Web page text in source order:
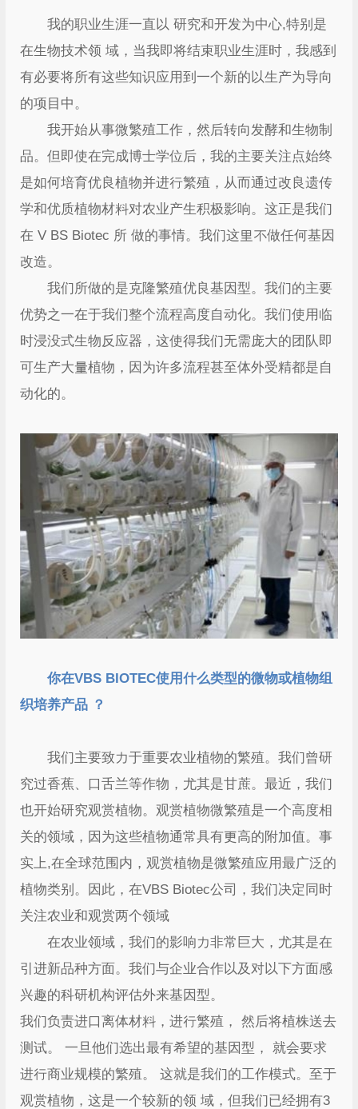
我的职业生涯一直以 研究和开发为中心,特别是
在生物技术领 域，当我即将结束职业生涯时，我感到
有必要将所有这些知识应用到一个新的以生产为导向
的项目中。
我开始从事微繁殖工作，然后转向发酵和生物制
品。但即使在完成博士学位后，我的主要关注点始终
是如何培育优良植物并进行繁殖，从而通过改良遗传
学和优质植物材料对农业产生积极影响。这正是我们
在 V BS Biotec 所 做的事情。我们这里不做任何基因
改造。
我们所做的是克隆繁殖优良基因型。我们的主要
优势之一在于我们整个流程高度自动化。我们使用临
时浸没式生物反应器，这使得我们无需庞大的团队即
可生产大量植物，因为许多流程甚至体外受精都是自
动化的。
你在VBS BIOTEC使用什么类型的微物或植物组
织培养产品 ？
我们主要致力于重要农业植物的繁殖。我们曾研
究过香蕉、口舌兰等作物，尤其是甘蔗。最近，我们
也开始研究观赏植物。观赏植物微繁殖是一个高度相
关的领域，因为这些植物通常具有更高的附加值。事
实上,在全球范围内，观赏植物是微繁殖应用最广泛的
植物类别。因此，在VBS Biotec公司，我们决定同时
关注农业和观赏两个领域
在农业领域，我们的影响力非常巨大，尤其是在
引进新品种方面。我们与企业合作以及对以下方面感
兴趣的科研机构评估外来基因型。
我们负责进口离体材料，进行繁殖， 然后将植株送去
测试。 一旦他们选出最有希望的基因型， 就会要求
进行商业规模的繁殖。 这就是我们的工作模式。至于
观赏植物，这是一个较新的领 域，但我们已经拥有3